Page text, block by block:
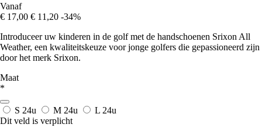
Vanaf
€ 17,00 € 11,20 -34%
Introduceer uw kinderen in de golf met de handschoenen Srixon All
Weather, een kwaliteitskeuze voor jonge golfers die gepassioneerd zijn
door het merk Srixon.
Maat
*
S 24u M 24u L 24u
Dit veld is verplicht